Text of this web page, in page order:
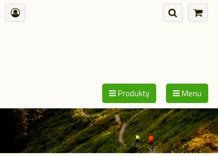
Produkty Menu